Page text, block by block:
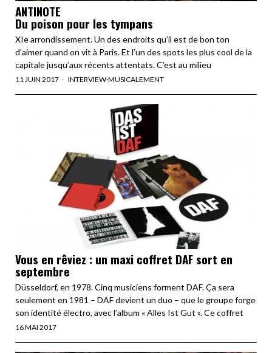
ANTINOTE
Du poison pour les tympans
XIe arrondissement. Un des endroits qu’il est de bon ton
d’aimer quand on vit à Paris. Et l’un des spots les plus cool de la
capitale jusqu’aux récents attentats. C’est au milieu
11 JUIN 2017 INTERVIEW·MUSICALEMENT
Vous en rêviez : un maxi coffret DAF sort en
septembre
Düsseldorf, en 1978. Cinq musiciens forment DAF. Ça sera
seulement en 1981 – DAF devient un duo – que le groupe forge
son identité électro, avec l’album « Alles Ist Gut ». Ce coffret
16 MAI 2017